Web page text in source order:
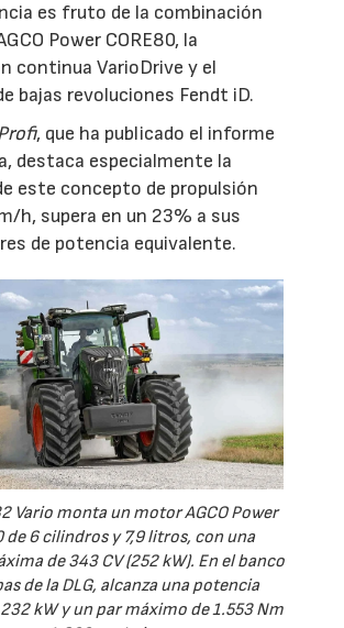
es fruto de la combinación
Power CORE80, la
continua VarioDrive y el
bajas revoluciones Fendt iD.
, que ha publicado el informe
destaca especialmente la
este concepto de propulsión
h, supera en un 23% a sus
de potencia equivalente.
Vario monta un motor AGCO Power
de 6 cilindros y 7,9 litros, con una
de 343 CV (252 kW). En el banco
de la DLG, alcanza una potencia
kW y un par máximo de 1.553 Nm